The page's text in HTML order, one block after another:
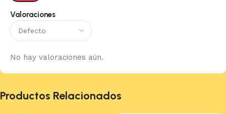
Valoraciones
No hay valoraciones aún.
Productos Relacionados